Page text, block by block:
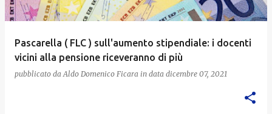
Pascarella ( FLC ) sull'aumento stipendiale: i docenti
vicini alla pensione riceveranno di più
pubblicato da Aldo Domenico Ficara in data dicembre 07, 2021